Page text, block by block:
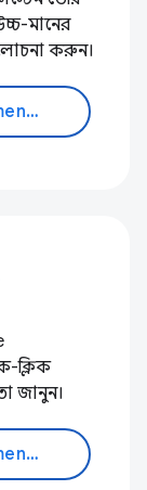
মানের
করুন।
{% if dynamic_data.experiments.IdentityButtonTextFeature.button_variant == 'variant_a' %}আরো জানুন{% else %}ডক্স পড়ুন{% endif %}
ক্লিক
জানুন।
{% if dynamic_data.experiments.IdentityButtonTextFeature.button_variant == 'variant_a' %}আরো জানুন{% else %}ডক পড়ুন{% endif %}